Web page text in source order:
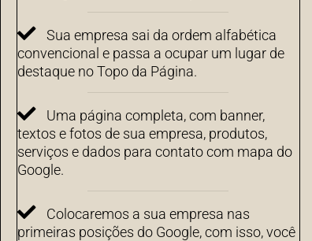
Sua empresa sai da ordem alfabética
convencional e passa a ocupar um lugar de
destaque no Topo da Página.
Uma página completa, com banner,
textos e fotos de sua empresa, produtos,
serviços e dados para contato com mapa do
Google.
Colocaremos a sua empresa nas
primeiras posições do Google, com isso, você